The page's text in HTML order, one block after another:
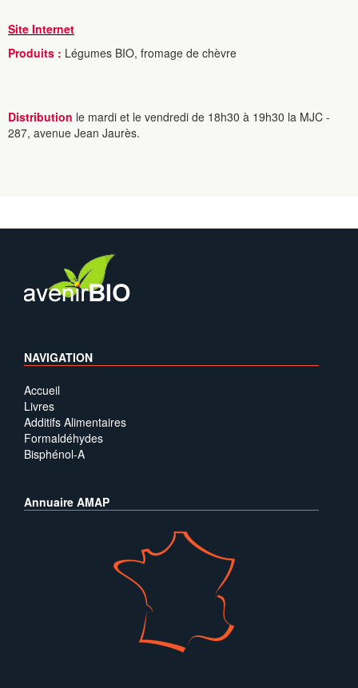
Site Internet
Produits : Légumes BIO, fromage de chèvre
Distribution le mardi et le vendredi de 18h30 à 19h30 la MJC -
287, avenue Jean Jaurès.
NAVIGATION
Accueil
Livres
Additifs Alimentaires
Formaldéhydes
Bisphénol-A
Annuaire AMAP